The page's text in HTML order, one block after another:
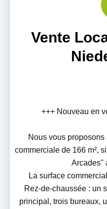
Vente
+++ Nouveau en
Nous vous
commerciale de 166 m²,
Arcades"
La surface
Rez-de-chaussée : un
principal, trois bureaux,